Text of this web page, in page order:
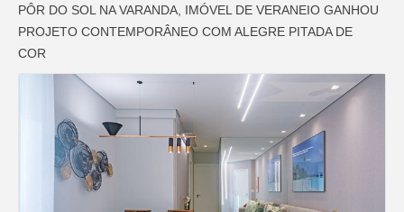
PÔR DO SOL NA VARANDA, IMÓVEL DE VERANEIO GANHOU
PROJETO CONTEMPORÂNEO COM ALEGRE PITADA DE
COR